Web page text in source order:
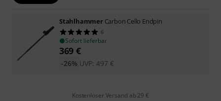
Stahlhammer Carbon Cello Endpin
6
Sofort lieferbar
369 €
UVP: 497 €
-26%
Kostenloser Versand ab 29 €